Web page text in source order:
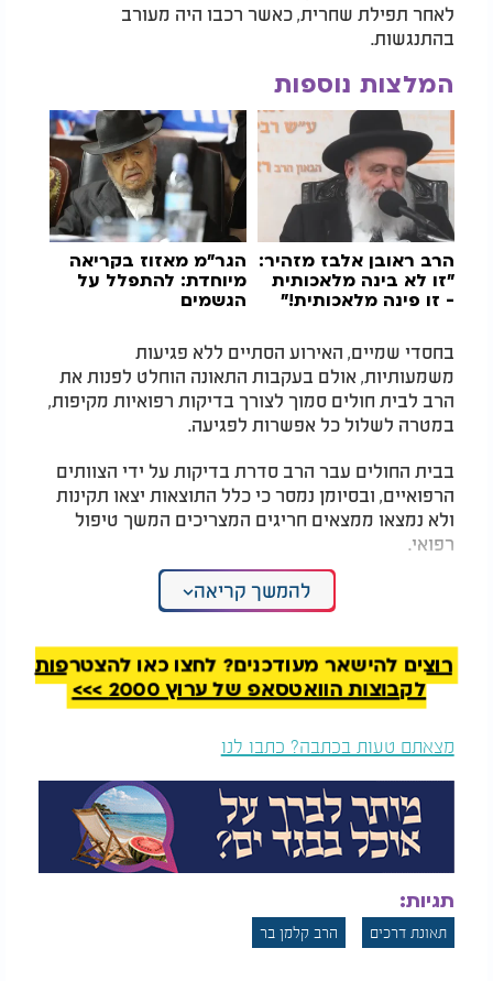
לאחר תפילת שחרית, כאשר רכבו היה מעורב
בהתנגשות.
המלצות נוספות
הרב ראובן אלבז מזהיר:
"זו לא בינה מלאכותית
- זו פינה מלאכותית!"
הגר"מ מאזוז בקריאה
מיוחדת: להתפלל על
הגשמים
בחסדי שמיים, האירוע הסתיים ללא פגיעות
משמעותיות, אולם בעקבות התאונה הוחלט לפנות את
הרב לבית חולים סמוך לצורך בדיקות רפואיות מקיפות,
במטרה לשלול כל אפשרות לפגיעה.
בבית החולים עבר הרב סדרת בדיקות על ידי הצוותים
הרפואיים, ובסיומן נמסר כי כלל התוצאות יצאו תקינות
ולא נמצאו ממצאים חריגים המצריכים המשך טיפול
רפואי.
הידיעה על התאונה עוררה דאגה בקרב תלמידיו
ומוקיריו של הרב, אך לשמחתם התברר כי מצבו טוב
להמשך קריאה
רוצים להישאר מעודכנים? לחצו כאן להצטרפות
לקבוצות הוואטסאפ של ערוץ 2000 >>>
מצאתם טעות בכתבה? כתבו לנו
תגיות:
תאונת דרכים הרב קלמן בר